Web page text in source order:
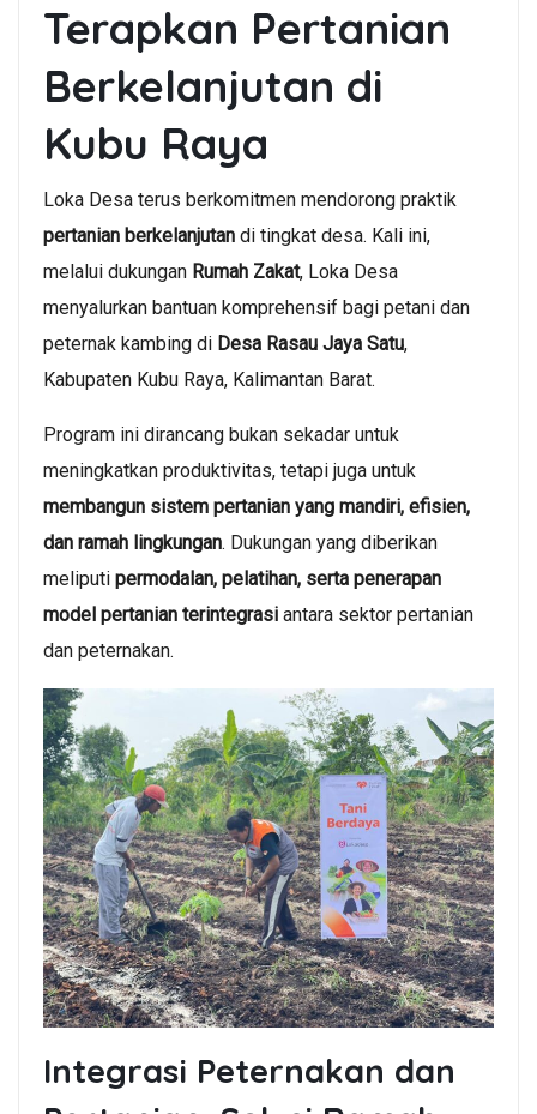
Terapkan Pertanian
Berkelanjutan di
Kubu Raya
Loka Desa terus berkomitmen mendorong praktik
pertanian berkelanjutan di tingkat desa. Kali ini,
melalui dukungan Rumah Zakat, Loka Desa
menyalurkan bantuan komprehensif bagi petani dan
peternak kambing di Desa Rasau Jaya Satu,
Kabupaten Kubu Raya, Kalimantan Barat.
Program ini dirancang bukan sekadar untuk
meningkatkan produktivitas, tetapi juga untuk
membangun sistem pertanian yang mandiri, efisien,
dan ramah lingkungan. Dukungan yang diberikan
meliputi permodalan, pelatihan, serta penerapan
model pertanian terintegrasi antara sektor pertanian
dan peternakan.
Integrasi Peternakan dan